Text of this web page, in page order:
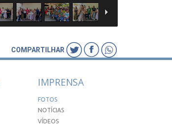
COMPARTILHAR
IMPRENSA
FOTOS
NOTÍCIAS
VÍDEOS